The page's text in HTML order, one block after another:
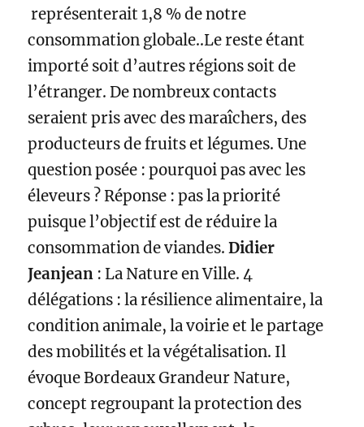
représenterait 1,8 % de notre
consommation globale..Le reste étant
importé soit d’autres régions soit de
l’étranger. De nombreux contacts
seraient pris avec des maraîchers, des
producteurs de fruits et légumes. Une
question posée : pourquoi pas avec les
éleveurs ? Réponse : pas la priorité
puisque l’objectif est de réduire la
consommation de viandes.Didier
Jeanjean : La Nature en Ville. 4
délégations : la résilience alimentaire, la
condition animale, la voirie et le partage
des mobilités et la végétalisation. Il
évoque Bordeaux Grandeur Nature,
concept regroupant la protection des